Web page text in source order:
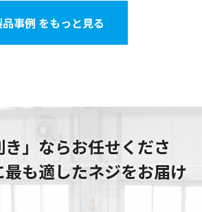
品事例 をもっと見る
」ならお任せくださ
最も適したネジをお届け